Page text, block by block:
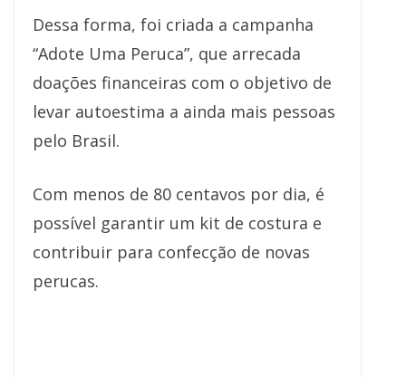
Dessa forma, foi criada a campanha
“Adote Uma Peruca”, que arrecada
doações financeiras com o objetivo de
levar autoestima a ainda mais pessoas
pelo Brasil.
Com menos de 80 centavos por dia, é
possível garantir um kit de costura e
contribuir para confecção de novas
perucas.